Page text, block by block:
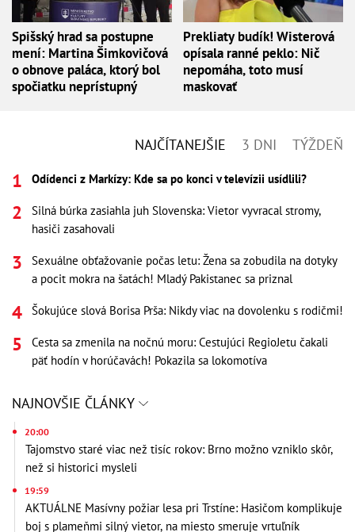
Spišský hrad sa postupne
mení: Martina Šimkovičová
o obnove paláca, ktorý bol
spočiatku neprístupný
Prekliaty budík! Wisterová
opísala ranné peklo: Nič
nepomáha, toto musí
maskovať
NAJČÍTANEJŠIE 3 DNI TÝŽDEŇ
Odídenci z Markízy: Kde sa po konci v televízii usídlili?
Silná búrka zasiahla juh Slovenska: Vietor vyvracal stromy,
hasiči zasahovali
Sexuálne obťažovanie počas letu: Žena sa zobudila na dotyky
a pocit mokra na šatách! Mladý Pakistanec sa priznal
Šokujúce slová Borisa Prša: Nikdy viac na dovolenku s rodičmi!
Cesta sa zmenila na nočnú moru: Cestujúci RegioJetu čakali
päť hodín v horúčavách! Pokazila sa lokomotíva
NAJNOVŠIE ČLÁNKY
20:00
Tajomstvo staré viac než tisíc rokov: Brno možno vzniklo skôr,
než si historici mysleli
19:59
AKTUÁLNE Masívny požiar lesa pri Trstíne: Hasičom komplikuje
boj s plameňmi silný vietor, na miesto smeruje vrtuľník